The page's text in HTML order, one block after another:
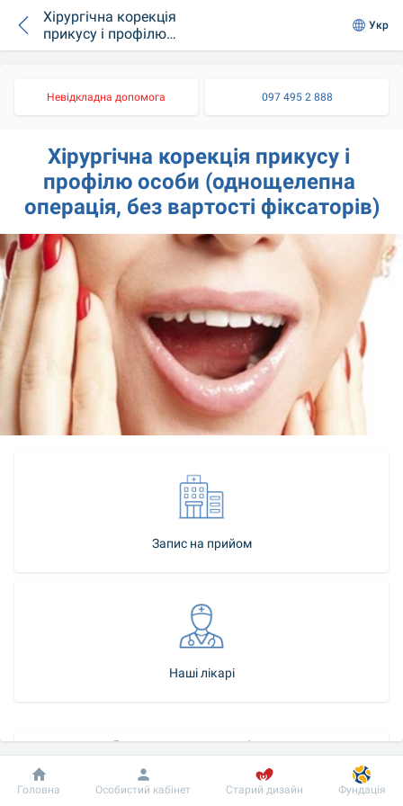
Хірургічна корекція
прикусу і профілю
(однощелепна)
Укр
Невідкладна допомога 097 495 2 888
Хірургічна корекція прикусу і
профілю особи (однощелепна
операція, без вартості фіксаторів)
Запис на прийом
Наші лікарі
Як стати нашим пацієнтом
Контакт-центр
Добробут Інформація Пацієнту
Головна Особистий кабінет Старий дизайн Фундація